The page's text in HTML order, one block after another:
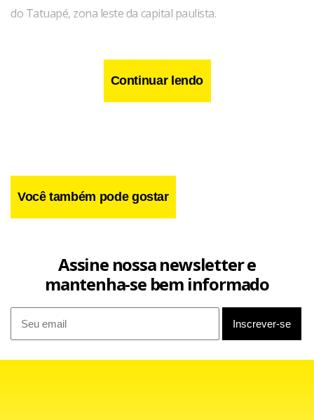
do Tatuapé, zona leste da capital paulista.
Dirigida aos militantes e simpatizantes do PSDB, a carta,
publicada no site do partido em 7 de setembro, cobrou
Continuar lendo
Você também pode gostar
Assine nossa newsletter e
mantenha-se bem informado